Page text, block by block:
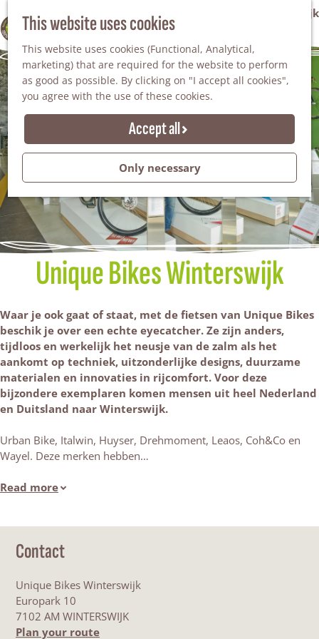
This website uses cookies
This website uses cookies (Functional, Analytical,
marketing) that are required for the website to perform
as good as possible. By clicking on "I accept all cookies",
you agree with the use of these cookies.
Accept all
Only necessary
100% WINTERSWIJK
M
e
n
u
VVV Tourist Information Office Winterswijk
AGENDA
Unique Bikes Winterswijk
Waar je ook gaat of staat, met de fietsen van Unique Bikes
beschik je over een echte eyecatcher. Ze zijn anders,
tijdloos en werkelijk het neusje van de zalm als het
aankomt op techniek, uitzonderlijke designs, duurzame
materialen en innovaties in rijcomfort. Voor deze
bijzondere exemplaren komen mensen uit heel Nederland
en Duitsland naar Winterswijk.
Urban Bike, Italwin, Huyser, Drehmoment, Leaos, Coh&Co en
Wayel. Deze merken hebben…
Read more
Contact
Unique Bikes Winterswijk
Europark 10
7102 AM WINTERSWIJK
Plan your routet